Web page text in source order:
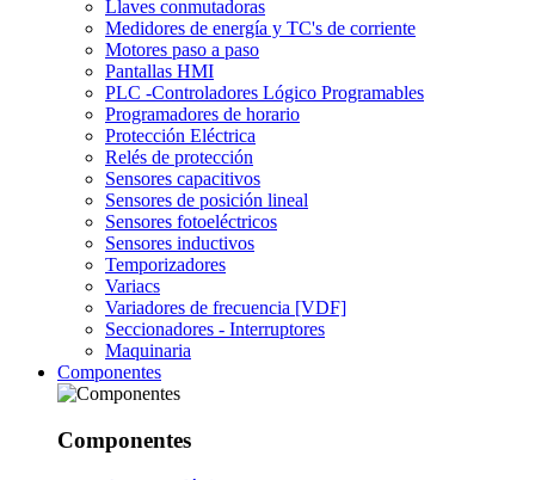
Llaves conmutadoras
Medidores de energía y TC's de corriente
Motores paso a paso
Pantallas HMI
PLC -Controladores Lógico Programables
Programadores de horario
Protección Eléctrica
Relés de protección
Sensores capacitivos
Sensores de posición lineal
Sensores fotoeléctricos
Sensores inductivos
Temporizadores
Variacs
Variadores de frecuencia [VDF]
Seccionadores - Interruptores
Maquinaria
Componentes
Componentes